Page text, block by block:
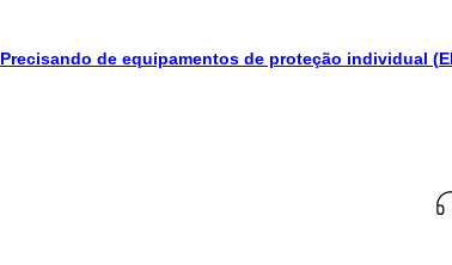
Precisando de equipamentos de proteção individual